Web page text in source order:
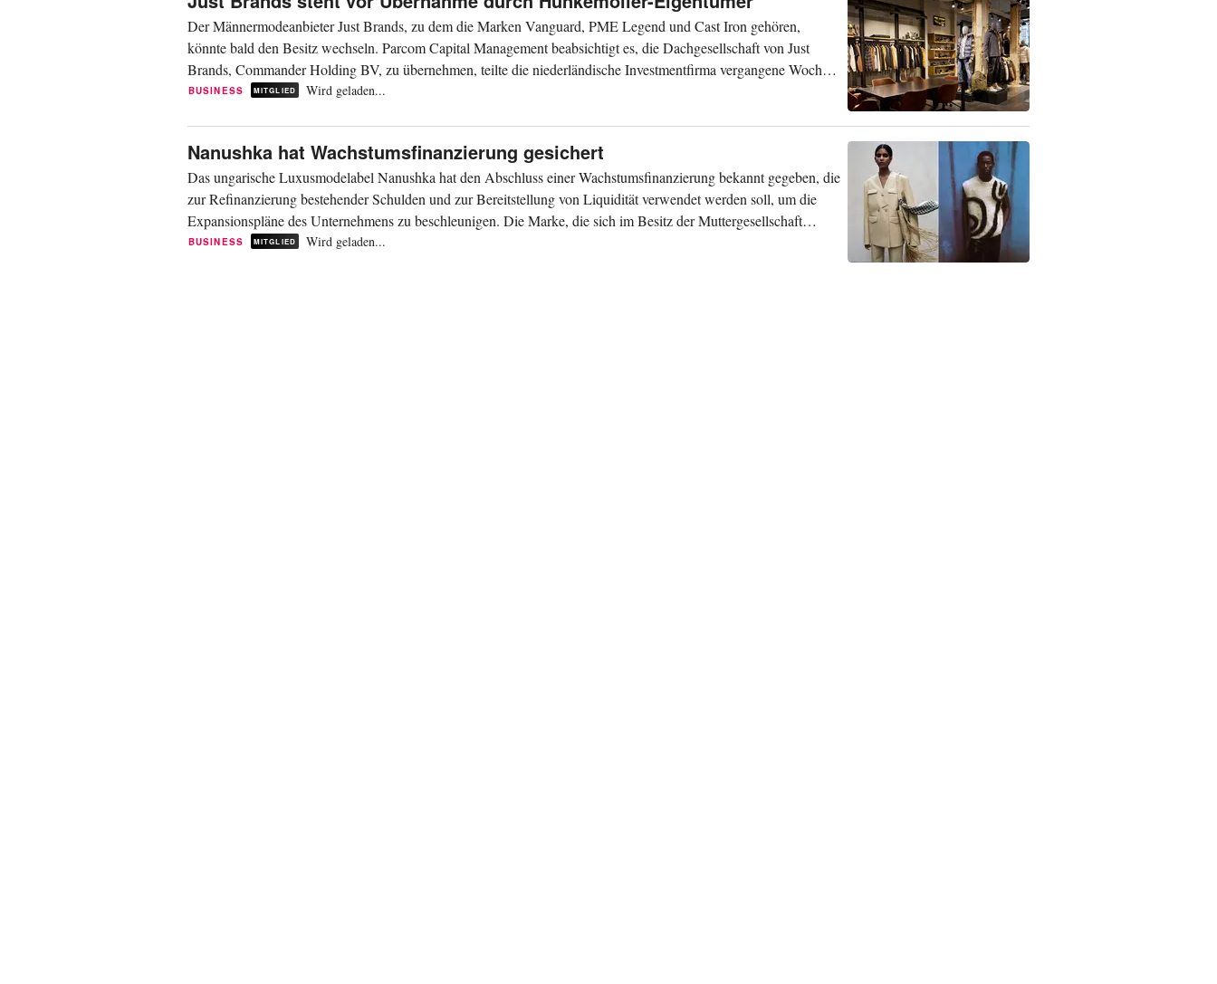
Der Männermodeanbieter Just Brands, zu dem die Marken Vanguard, PME Legend und Cast Iron gehören,
könnte bald den Besitz wechseln. Parcom Capital Management beabsichtigt es, die Dachgesellschaft von Just
Brands, Commander Holding BV, zu übernehmen, teilte die niederländische Investmentfirma vergangene Woche
mit. Die beteiligten Unternehmen haben...
BUSINESS MITGLIED Wird geladen...
Nanushka hat Wachstumsfinanzierung gesichert
Das ungarische Luxusmodelabel Nanushka hat den Abschluss einer Wachstumsfinanzierung bekannt gegeben, die
zur Refinanzierung bestehender Schulden und zur Bereitstellung von Liquidität verwendet werden soll, um die
Expansionspläne des Unternehmens zu beschleunigen. Die Marke, die sich im Besitz der Muttergesellschaft
Vanguards und der...
BUSINESS MITGLIED Wird geladen...